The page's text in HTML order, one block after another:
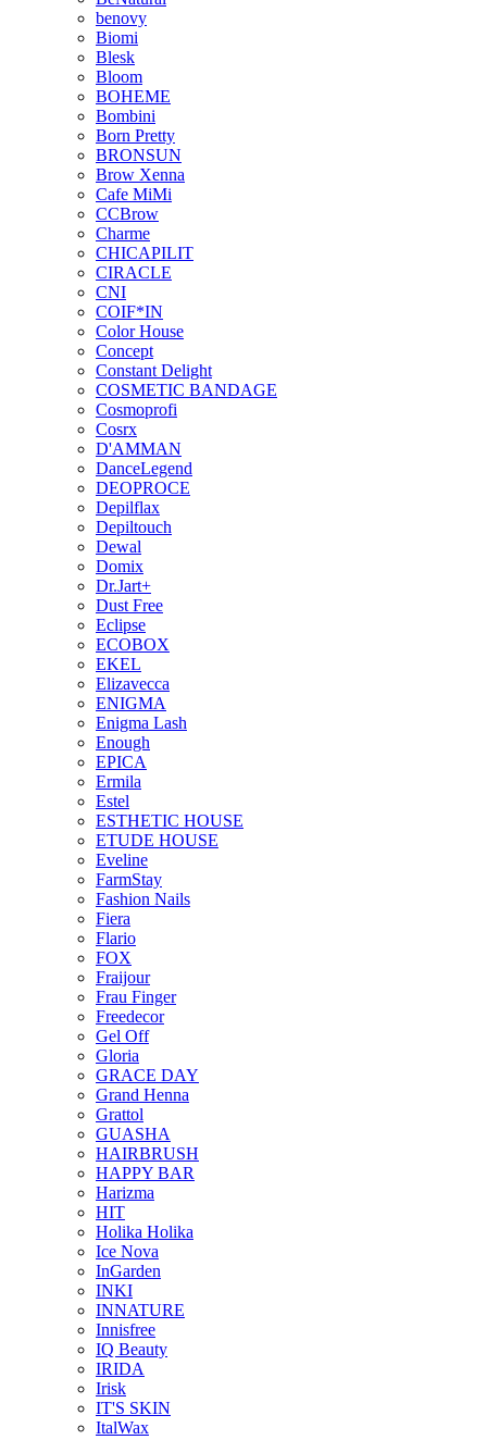
benovy
Biomi
Blesk
Bloom
BOHEME
Bombini
Born Pretty
BRONSUN
Brow Xenna
Cafe MiMi
CCBrow
Charme
CHICAPILIT
CIRACLE
CNI
COIF*IN
Color House
Concept
Constant Delight
COSMETIC BANDAGE
Cosmoprofi
Cosrx
D'AMMAN
DanceLegend
DEOPROCE
Depilflax
Depiltouch
Dewal
Domix
Dr.Jart+
Dust Free
Eclipse
ECOBOX
EKEL
Elizavecca
ENIGMA
Enigma Lash
Enough
EPICA
Ermila
Estel
ESTHETIC HOUSE
ETUDE HOUSE
Eveline
FarmStay
Fashion Nails
Fiera
Flario
FOX
Fraijour
Frau Finger
Freedecor
Gel Off
Gloria
GRACE DAY
Grand Henna
Grattol
GUASHA
HAIRBRUSH
HAPPY BAR
Harizma
HIT
Holika Holika
Ice Nova
InGarden
INKI
INNATURE
Innisfree
IQ Beauty
IRIDA
Irisk
IT'S SKIN
ItalWax